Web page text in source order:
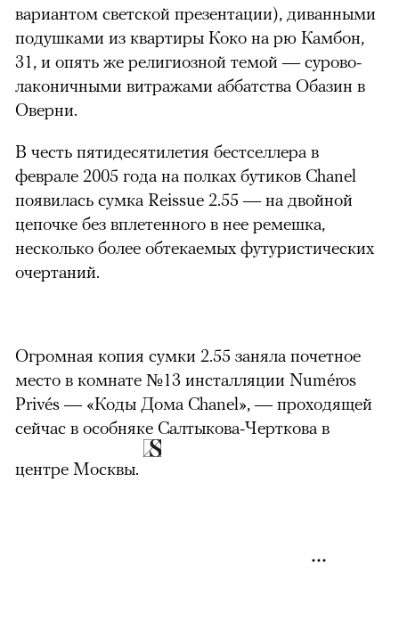
вариантом светской презентации), диванными
подушками из квартиры Коко на рю Камбон,
31, и опять же религиозной темой — сурово-
лаконичными витражами аббатства Обазин в
Оверни.
В честь пятидесятилетия бестселлера в
феврале 2005 года на полках бутиков Chanel
появилась сумка Reissue 2.55 — на двойной
цепочке без вплетенного в нее ремешка,
несколько более обтекаемых футуристических
очертаний.
Огромная копия сумки 2.55 заняла почетное
место в комнате №13 инсталляции Numéros
Privés — «Коды Дома Chanel», — проходящей
сейчас в особняке Салтыкова-Черткова в
центре Москвы.